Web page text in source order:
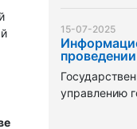
15-07-2025
управлению